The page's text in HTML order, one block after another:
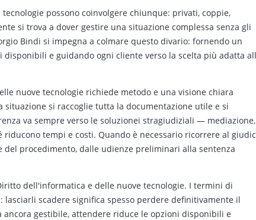
possono coinvolgere chiunque: privati, coppie,
si trova a dover gestire una situazione complessa senza gli
Bindi si impegna a colmare questo divario: fornendo un
e guidando ogni cliente verso la scelta più adatta
nuove tecnologie richiede metodo e una visione chiara
si raccoglie tutta la documentazione utile e si
va sempre verso le soluzionei stragiudiziali — mediazione,
tempi e costi. Quando è necessario ricorrere al
procedimento, dalle udienze preliminari alla sentenza
dell'informatica e delle nuove tecnologie. I termini di
scadere significa spesso perdere definitivamente il
gestibile, attendere riduce le opzioni disponibili e